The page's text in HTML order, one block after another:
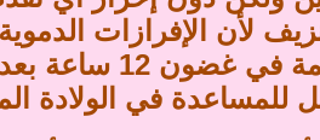
لأن الإفرازات
بعد ولادة آخر طفل.
للمساعدة في الولادة